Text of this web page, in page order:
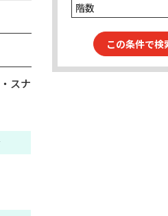
スナ
階数
この条件で検